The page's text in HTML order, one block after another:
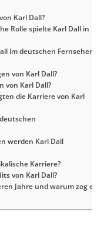
Karl Dall?
Rolle spielte Karl Dall in
im deutschen Fernsehen
von Karl Dall?
von Karl Dall?
die Karriere von Karl
werden Karl Dall
Karriere?
von Karl Dall?
Jahre und warum zog er